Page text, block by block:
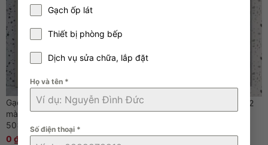
Gạch ốp lát
Thiết bị phòng bếp
Dịch vụ sửa chữa, lắp đặt
Họ và tên *
Số điện thoại *
Gạch Prime 2626 men bóng
màu kem, kích thước
50x50cm
0 ₫ 0₫
Gạch lát sân Hồng Hà SV952
giả sỏi màu ghi, kích thước